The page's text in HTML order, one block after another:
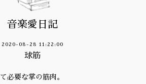
音楽愛日記
2020-08-28 11:22:00
球筋
必要な掌の筋肉。